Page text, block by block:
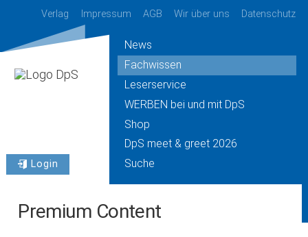
Verlag Impressum AGB Wir über uns Datenschutz
Login
News
Fachwissen
Leserservice
WERBEN bei und mit DpS
Shop
DpS meet & greet 2026
Suche
Premium Content